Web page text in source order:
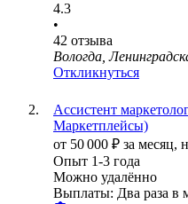
4.3
•
42 отзыва
Вологда,
Откликнуться
Ассистент
Маркетплейсы)
от 50 000 ₽ за месяц,
Опыт 1-3 года
Можно удалённо
Выплаты: Два раза в